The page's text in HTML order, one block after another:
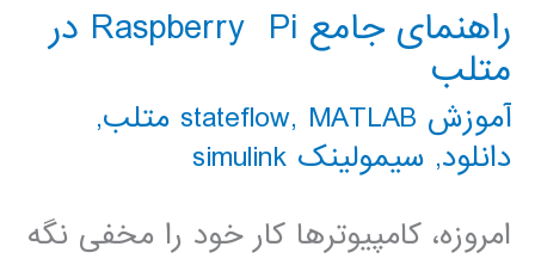
متلب
راهنمای جامع Raspberry Pi در
متلب
آموزش stateflow , MATLAB متلب
,
دانلود, سیمولینک simulink
امروزه، کامپیوترها کار خود را مخفی نگه